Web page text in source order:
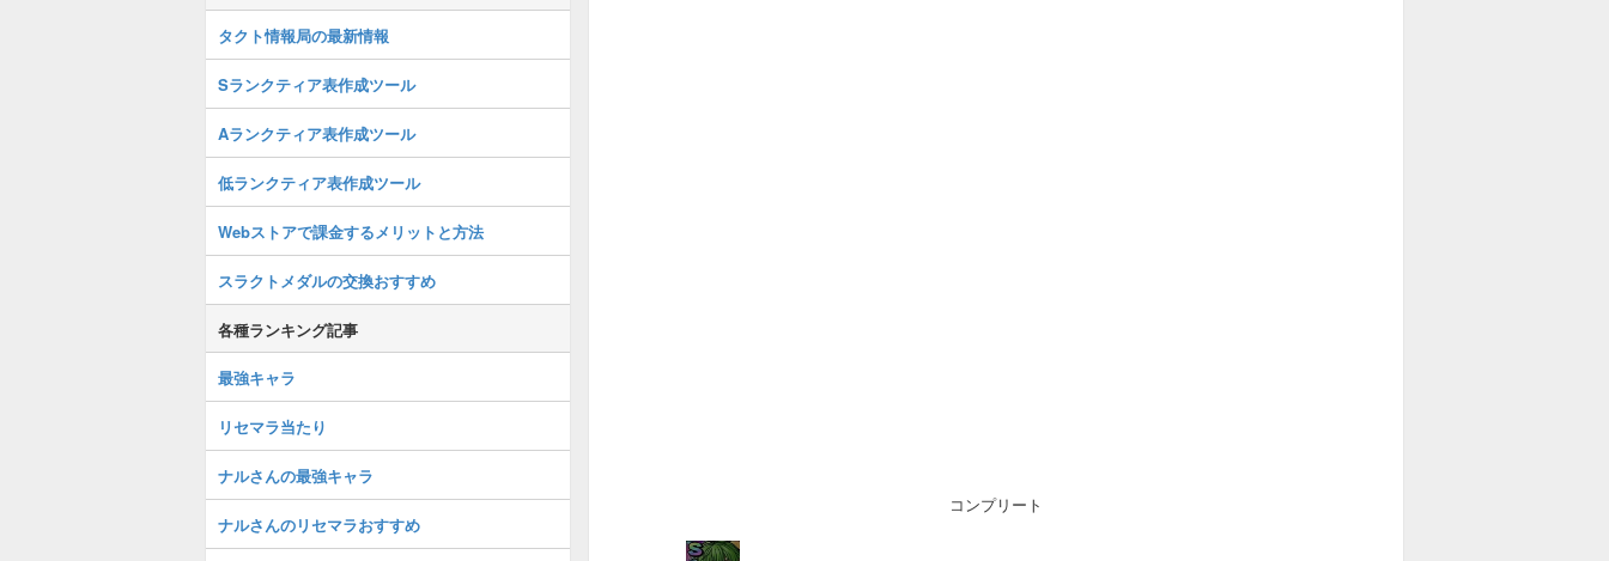
コンプリート
タクト情報局の最新情報
Sランクティア表作成ツール
Aランクティア表作成ツール
低ランクティア表作成ツール
Webストアで課金するメリットと方法
スラクトメダルの交換おすすめ
各種ランキング記事
最強キャラ
リセマラ当たり
ナルさんの最強キャラ
ナルさんのリセマラおすすめ